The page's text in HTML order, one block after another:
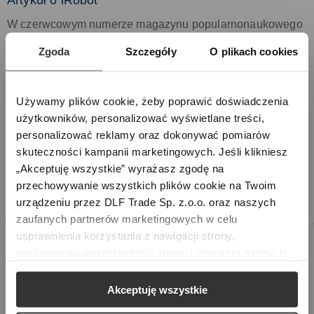
Zgoda Szczegóły O plikach cookies
Używamy plików cookie, żeby poprawić doświadczenia
użytkowników, personalizować wyświetlane treści,
personalizować reklamy oraz dokonywać pomiarów
skuteczności kampanii marketingowych. Jeśli klikniesz
„Akceptuję wszystkie” wyrażasz zgodę na
przechowywanie wszystkich plików cookie na Twoim
urządzeniu przez DLF Trade Sp. z.o.o. oraz naszych
zaufanych partnerów marketingowych w celu
usprawnienia korzystania z nawigacji strony,
działań marketingowych. Możesz też zarządzać nimi
samodzielnie poprzez wybranie opcji „Ustawienia
Akceptuję wszystkie
W czerwcowym numerze magazynu popularnonaukowego
przyszłości. Opisano w nim firmę iRobot, jako pioniera i
lidera robotyki domowej.
Konferencja medyczna Ozonomatic
9 kwietnia 2011 r. w Zabrzu w Ośrodku Konferencyjno-
Szkoleniowym „INNOWACJA” odbyła się Konferencja